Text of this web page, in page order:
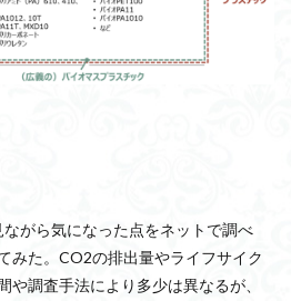
がら気になった点をネットで調べ
みた。CO2の排出量やライフサイク
や調査手法により多少は異なるが、